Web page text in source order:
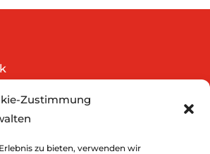
Zustimmung
zu bieten, verwenden wir